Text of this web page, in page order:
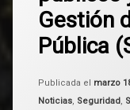
Gestión
Pública
Publicada el marzo
Categorías:
Noticias, Seguridad,
Uruguay
confirma
que
se
accedieron
datos
de